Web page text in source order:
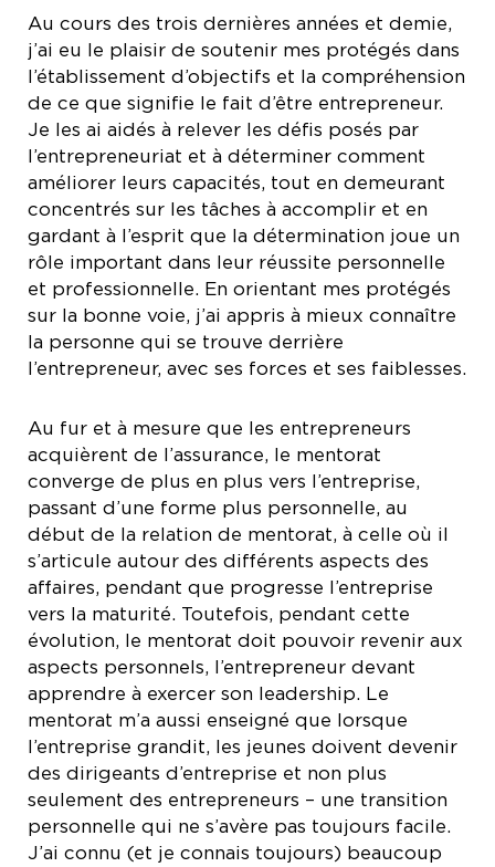
Au cours des trois dernières années et demie,
j’ai eu le plaisir de soutenir mes protégés dans
l’établissement d’objectifs et la compréhension
de ce que signifie le fait d’être entrepreneur.
Je les ai aidés à relever les défis posés par
l’entrepreneuriat et à déterminer comment
améliorer leurs capacités, tout en demeurant
concentrés sur les tâches à accomplir et en
gardant à l’esprit que la détermination joue un
rôle important dans leur réussite personnelle
et professionnelle. En orientant mes protégés
sur la bonne voie, j’ai appris à mieux connaître
la personne qui se trouve derrière
l’entrepreneur, avec ses forces et ses faiblesses.
Au fur et à mesure que les entrepreneurs
acquièrent de l’assurance, le mentorat
converge de plus en plus vers l’entreprise,
passant d’une forme plus personnelle, au
début de la relation de mentorat, à celle où il
s’articule autour des différents aspects des
affaires, pendant que progresse l’entreprise
vers la maturité. Toutefois, pendant cette
évolution, le mentorat doit pouvoir revenir aux
aspects personnels, l’entrepreneur devant
apprendre à exercer son leadership. Le
mentorat m’a aussi enseigné que lorsque
l’entreprise grandit, les jeunes doivent devenir
des dirigeants d’entreprise et non plus
seulement des entrepreneurs – une transition
personnelle qui ne s’avère pas toujours facile.
J’ai connu (et je connais toujours) beaucoup